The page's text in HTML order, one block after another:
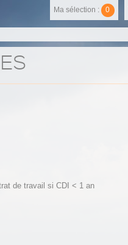
Ma sélection : 0
de travail si CDI < 1 an